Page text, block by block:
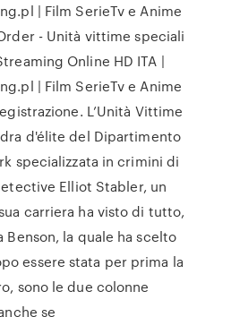
| Film SerieTv e Anime
- Unità vittime speciali
Online HD ITA |
| Film SerieTv e Anime
L’Unità Vittime
d'élite del Dipartimento
specializzata in crimini di
Elliot Stabler, un
carriera ha visto di tutto,
la quale ha scelto
essere stata per prima la
sono le due colonne
se